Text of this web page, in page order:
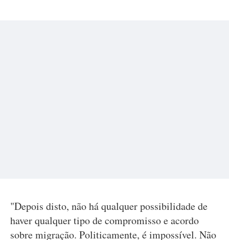
"Depois disto, não há qualquer possibilidade de
haver qualquer tipo de compromisso e acordo
sobre migração. Politicamente, é impossível. Não